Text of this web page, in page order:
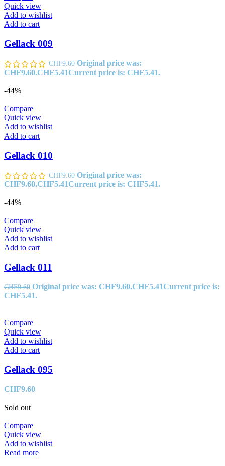
Quick view
Add to wishlist
Add to cart
Gellack 009
CHF9.60 Original price was:
CHF9.60.CHF5.41Current price is: CHF5.41.
-44%
Compare
Quick view
Add to wishlist
Add to cart
Gellack 010
CHF9.60 Original price was:
CHF9.60.CHF5.41Current price is: CHF5.41.
-44%
Compare
Quick view
Add to wishlist
Add to cart
Gellack 011
CHF9.60 Original price was: CHF9.60.CHF5.41Current price is:
CHF5.41.
Compare
Quick view
Add to wishlist
Add to cart
Gellack 095
CHF9.60
Sold out
Compare
Quick view
Add to wishlist
Read more